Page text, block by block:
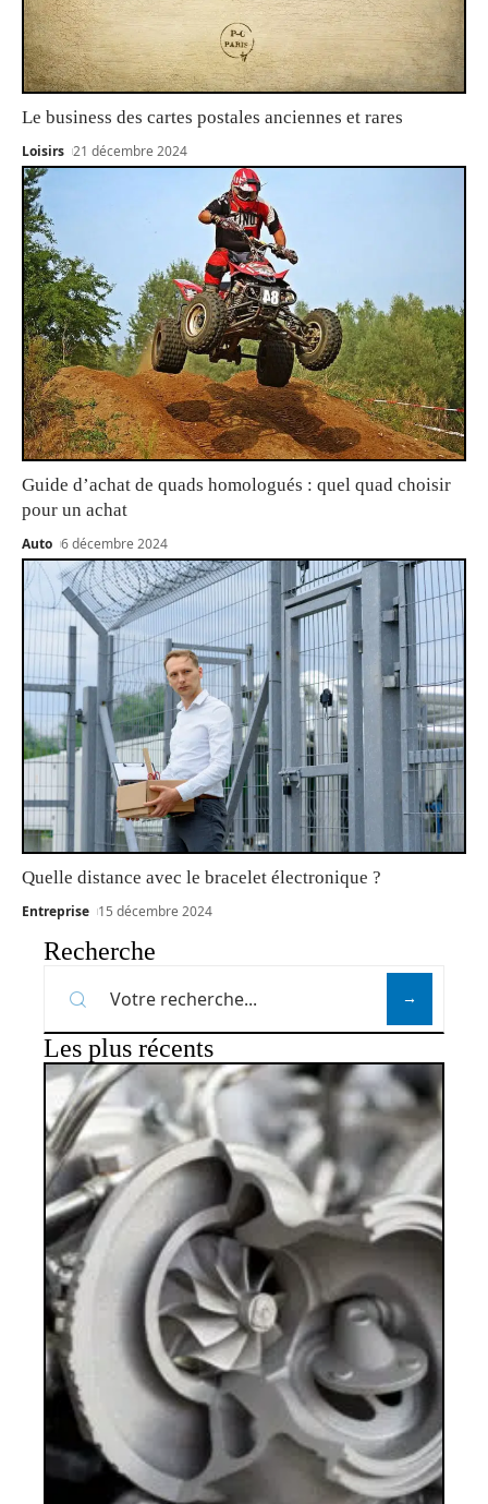
Le business des cartes postales anciennes et rares
Loisirs 21 décembre 2024
Guide d’achat de quads homologués : quel quad choisir
pour un achat
Auto 6 décembre 2024
Quelle distance avec le bracelet électronique ?
Entreprise 15 décembre 2024
Recherche
Les plus récents